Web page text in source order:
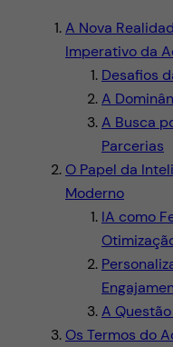
A Nova
Imperativo da
Desafios
A
A Busca
Parcerias
O Papel da
Moderno
IA como
A
Os Termos do